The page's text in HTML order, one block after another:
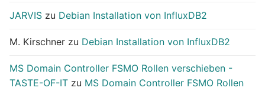
JARVIS zu Debian Installation von InfluxDB2
M. Kirschner zu Debian Installation von InfluxDB2
MS Domain Controller FSMO Rollen verschieben -
TASTE-OF-IT zu MS Domain Controller FSMO Rollen